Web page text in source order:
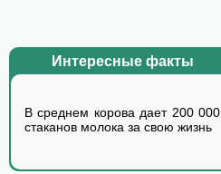
Интересные факты
В среднем корова дает 200 000
стаканов молока за свою жизнь